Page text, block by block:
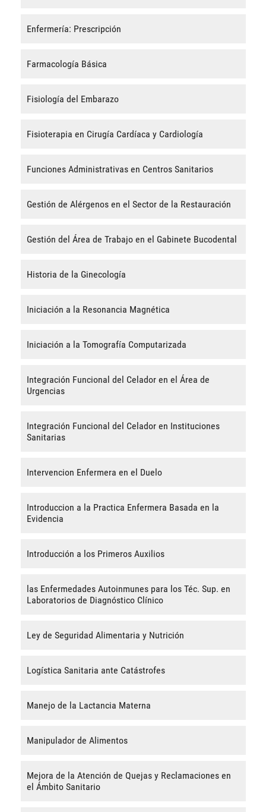
Enfermería: Prescripción
Farmacología Básica
Fisiología del Embarazo
Fisioterapia en Cirugía Cardíaca y Cardiología
Funciones Administrativas en Centros Sanitarios
Gestión de Alérgenos en el Sector de la Restauración
Gestión del Área de Trabajo en el Gabinete Bucodental
Historia de la Ginecología
Iniciación a la Resonancia Magnética
Iniciación a la Tomografía Computarizada
Integración Funcional del Celador en el Área de
Urgencias
Integración Funcional del Celador en Instituciones
Sanitarias
Intervencion Enfermera en el Duelo
Introduccion a la Practica Enfermera Basada en la
Evidencia
Introducción a los Primeros Auxilios
las Enfermedades Autoinmunes para los Téc. Sup. en
Laboratorios de Diagnóstico Clínico
Ley de Seguridad Alimentaria y Nutrición
Logística Sanitaria ante Catástrofes
Manejo de la Lactancia Materna
Manipulador de Alimentos
Mejora de la Atención de Quejas y Reclamaciones en
el Ámbito Sanitario